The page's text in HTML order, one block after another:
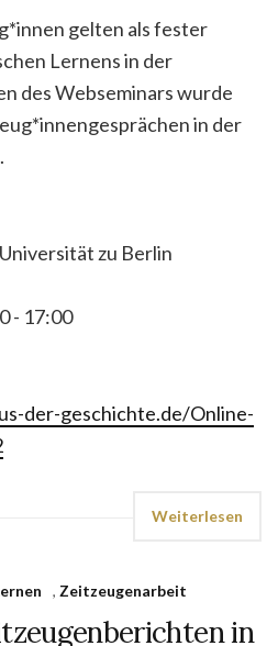
gelten als fester
Lernens in der
des Webseminars wurde
in der
zu Berlin
- 17:00
der-geschichte.de/Online-
Weiterlesen
, Zeitzeugenarbeit
in